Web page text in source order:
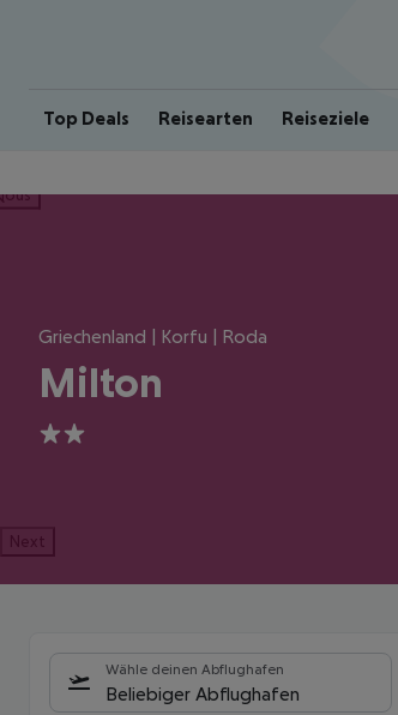
Top Deals Reisearten Reiseziele
Griechenland | Korfu | Roda
Milton
2
Next
Wähle deinen Abflughafen
Beliebiger Abflughafen